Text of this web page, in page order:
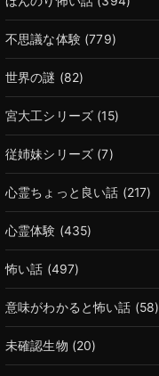
不思議な体験(779)
世界の謎 (82)
宮大工シリーズ (15)
従姉妹シリーズ (7)
心霊ちょっと良い話 (217)
心霊体験 (435)
怖い話 (497)
意味がわかると怖い話 (58)
未確認生物 (20)